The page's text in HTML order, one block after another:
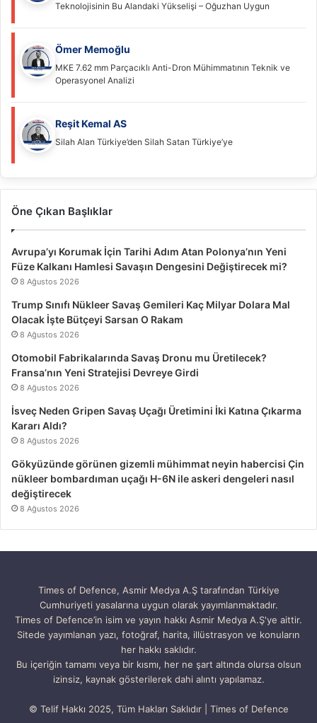
Teknolojisinin Bu Alandaki Yükselişi – Oğuzhan Uygun
Ömer Memoğlu
MKE 7.62 mm Parçacıklı Anti-Dron Mühimmatının Teknik ve
Operasyonel Analizi
Reşit Kemal AS
Silah Alan Türkiye’den Silah Satan Türkiye’ye
Öne Çıkan Başlıklar
Avrupa’yı Korumak İçin Tarihi Adım Atan Polonya’nın Yeni
Füze Kalkanı Hamlesi Savaşın Dengesini Değiştirecek mi?
8 Ağustos 2026
Trump Sınıfı Nükleer Savaş Gemileri Kaç Milyar Dolara Mal
Olacak İşte Bütçeyi Sarsan O Rakam
8 Ağustos 2026
Otomobil Fabrikalarında Savaş Dronu mu Üretilecek?
Fransa’nın Yeni Stratejisi Devreye Girdi
8 Ağustos 2026
İsveç Neden Gripen Savaş Uçağı Üretimini İki Katına Çıkarma
Kararı Aldı?
8 Ağustos 2026
Gökyüzünde görünen gizemli mühimmat neyin habercisi Çin
nükleer bombardıman uçağı H-6N ile askeri dengeleri nasıl
değiştirecek
8 Ağustos 2026
Times of Defence, Asmir Medya A.Ş tarafından Türkiye
Cumhuriyeti yasalarına uygun olarak yayımlanmaktadır.
Times of Defence’in isim ve yayın hakkı Asmir Medya A.Ş'ye aittir.
Sitede yayımlanan yazı, fotoğraf, harita, illüstrasyon ve konuların
her hakkı saklıdır.
Bu içeriğin tamamı veya bir kısmı, her ne şart altında olursa olsun
izinsiz, kaynak gösterilerek dahi alıntı yapılamaz.
© Telif Hakkı 2025, Tüm Hakları Saklıdır | Times of Defence